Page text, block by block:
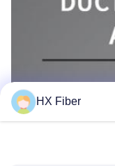
HX Fiber